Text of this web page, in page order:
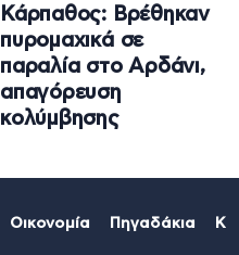
Κάρπαθος: Βρέθηκαν
πυρομαχικά σε
παραλία στο Αρδάνι,
απαγόρευση
κολύμβησης
Οικονομία Πηγαδάκια